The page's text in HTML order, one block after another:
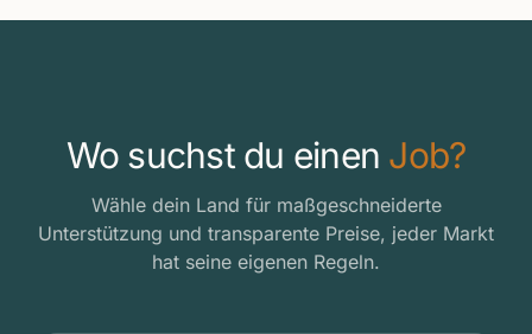
Wo suchst du einen Job?
Wähle dein Land für maßgeschneiderte
Unterstützung und transparente Preise, jeder Markt
hat seine eigenen Regeln.